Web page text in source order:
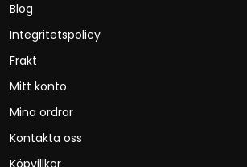
Blog
Integritetspolicy
Frakt
Mitt konto
Mina ordrar
Kontakta oss
Köpvillkor